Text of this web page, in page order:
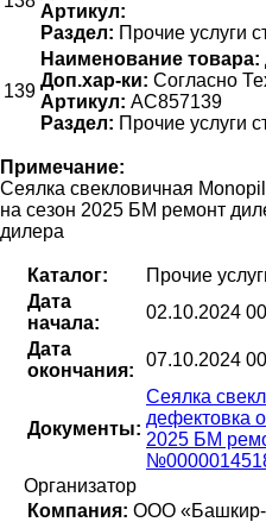
Артикул:
Раздел: Прочие услуги
139
Наименование товара:
Доп.хар-ки: Согласно
Артикул: AC857139
Раздел: Прочие услуги
Примечание:
Сеялка свекловичная
на сезон 2025 БМ ремонт
дилера
Каталог:
Прочие
Дата
начала:
02.10.2024
Дата
окончания:
07.10.2024
Документы:
Сеялка
дефектовка
2025 БМ
Организатор
Компания: ООО «Башкир-